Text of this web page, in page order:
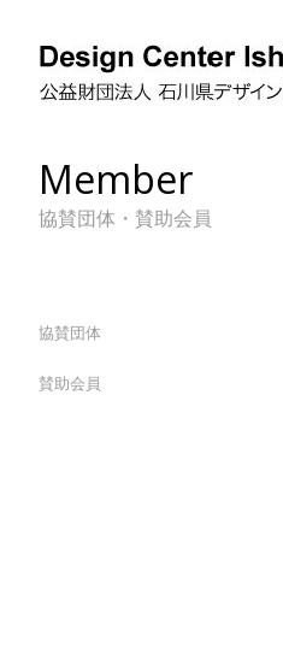
Member
協賛団体・賛助会員
協賛団体
賛助会員